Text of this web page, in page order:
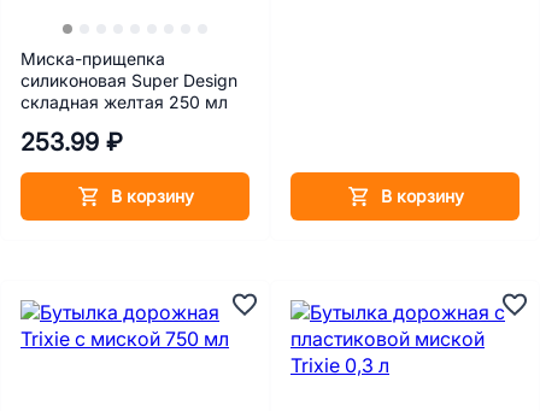
Миска-прищепка
силиконовая Super Design
складная желтая 250 мл
253.99 ₽
В корзину В корзину